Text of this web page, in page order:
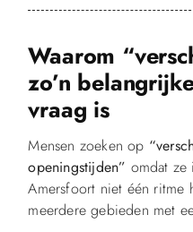
Waarom
zo’n
vraag is
Mensen zoeken op
openingstijden” omdat ze
Amersfoort niet één ritme
meerdere gebieden met